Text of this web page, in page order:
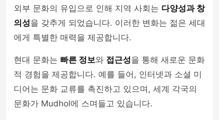
외부 문화의 유입으로 인해 지역 사회는 다양성과 창
의성을 갖추게 되었습니다. 이러한 변화는 젊은 세대
에게 특별한 매력을 제공합니다.
현대 문화는 빠른 정보와 접근성을 통해 새로운 문화
적 경험을 제공합니다. 예를 들어, 인터넷과 소셜 미
디어는 문화 교류를 촉진하고 있으며, 세계 각국의
문화가 Mudhol에 스며들고 있습니다.